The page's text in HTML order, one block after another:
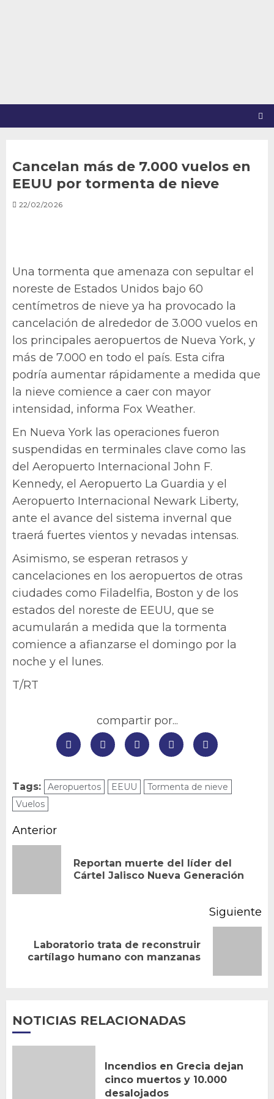
Cancelan más de 7.000 vuelos en
EEUU por tormenta de nieve
22/02/2026
Una tormenta que amenaza con sepultar el
noreste de Estados Unidos bajo 60
centímetros de nieve ya ha provocado la
cancelación de alrededor de 3.000 vuelos en
los principales aeropuertos de Nueva York, y
más de 7.000 en todo el país. Esta cifra
podría aumentar rápidamente a medida que
la nieve comience a caer con mayor
intensidad, informa Fox Weather.
En Nueva York las operaciones fueron
suspendidas en terminales clave como las
del Aeropuerto Internacional John F.
Kennedy, el Aeropuerto La Guardia y el
Aeropuerto Internacional Newark Liberty,
ante el avance del sistema invernal que
traerá fuertes vientos y nevadas intensas.
Asimismo, se esperan retrasos y
cancelaciones en los aeropuertos de otras
ciudades como Filadelfia, Boston y de los
estados del noreste de EEUU, que se
acumularán a medida que la tormenta
comience a afianzarse el domingo por la
noche y el lunes.
T/RT
compartir por...
Tags: Aeropuertos EEUU
Tormenta de nieve
Vuelos
Navegación
entradas
Anterior
Reportan muerte del líder del
Cártel Jalisco Nueva Generación
Siguiente
Siguiente
entrada:
Laboratorio trata de reconstruir
cartílago humano con manzanas
NOTICIAS RELACIONADAS
Incendios en Grecia dejan
cinco muertos y 10.000
desalojados